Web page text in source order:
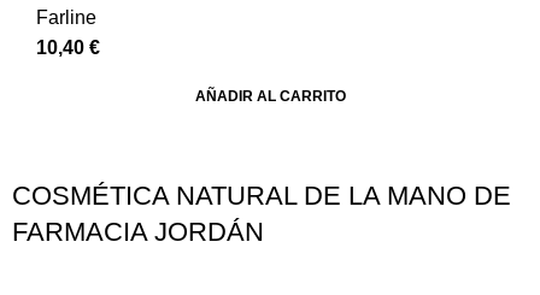
Farline
10,40 €
AÑADIR AL CARRITO
COSMÉTICA NATURAL DE LA MANO DE
FARMACIA JORDÁN